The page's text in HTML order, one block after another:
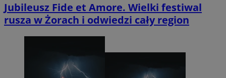
Jubileusz Fide et Amore. Wielki festiwal
rusza w Żorach i odwiedzi cały region